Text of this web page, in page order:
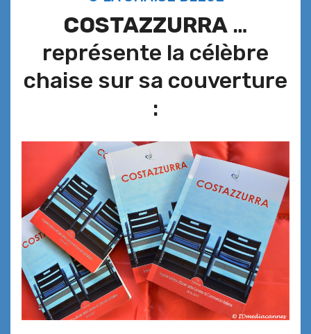
COSTAZZURRA …
représente la célèbre
chaise sur sa couverture
: